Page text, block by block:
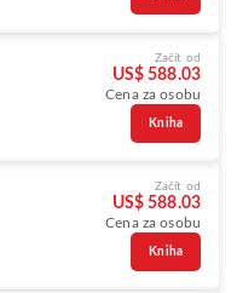
Začít od
US$ 588.03
Cena za osobu
Kniha
Začít od
US$ 588.03
Cena za osobu
Kniha